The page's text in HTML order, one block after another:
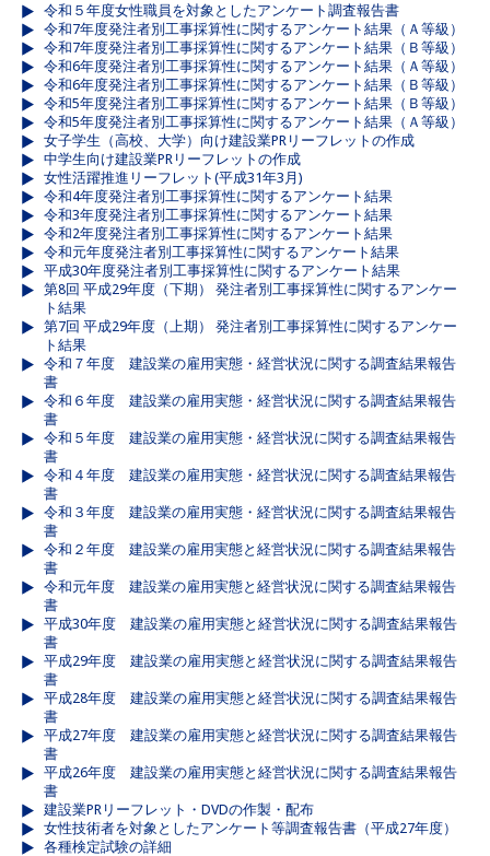
令和５年度女性職員を対象としたアンケート調査報告書
令和7年度発注者別工事採算性に関するアンケート結果（Ａ等級）
令和7年度発注者別工事採算性に関するアンケート結果（Ｂ等級）
令和6年度発注者別工事採算性に関するアンケート結果（Ａ等級）
令和6年度発注者別工事採算性に関するアンケート結果（Ｂ等級）
令和5年度発注者別工事採算性に関するアンケート結果（Ｂ等級）
令和5年度発注者別工事採算性に関するアンケート結果（Ａ等級）
女子学生（高校、大学）向け建設業PRリーフレットの作成
中学生向け建設業PRリーフレットの作成
女性活躍推進リーフレット(平成31年3月)
令和4年度発注者別工事採算性に関するアンケート結果
令和3年度発注者別工事採算性に関するアンケート結果
令和2年度発注者別工事採算性に関するアンケート結果
令和元年度発注者別工事採算性に関するアンケート結果
平成30年度発注者別工事採算性に関するアンケート結果
第8回 平成29年度（下期） 発注者別工事採算性に関するアンケー
ト結果
第7回 平成29年度（上期） 発注者別工事採算性に関するアンケー
ト結果
令和７年度 建設業の雇用実態・経営状況に関する調査結果報告
書
令和６年度 建設業の雇用実態・経営状況に関する調査結果報告
書
令和５年度 建設業の雇用実態・経営状況に関する調査結果報告
書
令和４年度 建設業の雇用実態・経営状況に関する調査結果報告
書
令和３年度 建設業の雇用実態・経営状況に関する調査結果報告
書
令和２年度 建設業の雇用実態と経営状況に関する調査結果報告
書
令和元年度 建設業の雇用実態と経営状況に関する調査結果報告
書
平成30年度 建設業の雇用実態と経営状況に関する調査結果報告
書
平成29年度 建設業の雇用実態と経営状況に関する調査結果報告
書
平成28年度 建設業の雇用実態と経営状況に関する調査結果報告
書
平成27年度 建設業の雇用実態と経営状況に関する調査結果報告
書
平成26年度 建設業の雇用実態と経営状況に関する調査結果報告
書
建設業PRリーフレット・DVDの作製・配布
女性技術者を対象としたアンケート等調査報告書（平成27年度）
各種検定試験の詳細